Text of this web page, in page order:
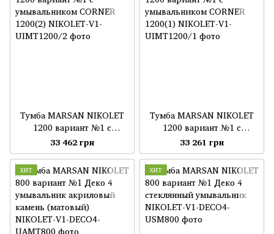
Тумба MARSAN NIKOLET
1200 вариант №1 с
умывальником CORNER
1200(2)
33 462 грн
Тумба MARSAN NIKOLET
1200 вариант №1 с
умывальником CORNER
1200(1)
33 261 грн
ХИТ ХИТ